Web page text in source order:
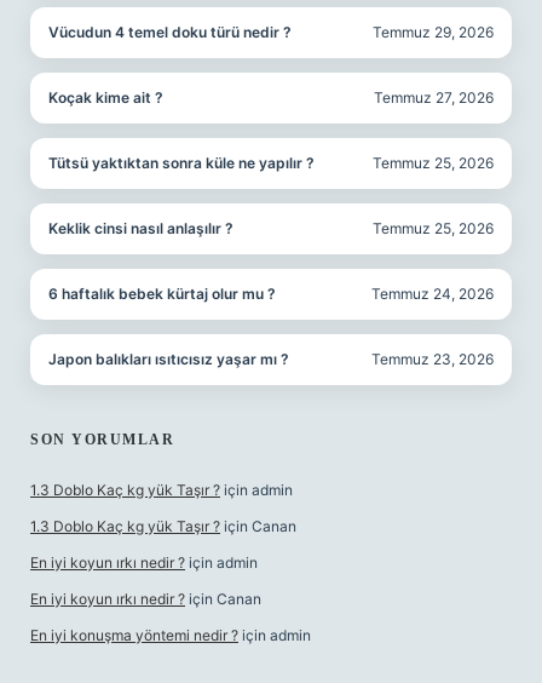
Vücudun 4 temel doku türü nedir ? Temmuz 29, 2026
Koçak kime ait ? Temmuz 27, 2026
Tütsü yaktıktan sonra küle ne yapılır ? Temmuz 25, 2026
Keklik cinsi nasıl anlaşılır ? Temmuz 25, 2026
6 haftalık bebek kürtaj olur mu ? Temmuz 24, 2026
Japon balıkları ısıtıcısız yaşar mı ? Temmuz 23, 2026
SON YORUMLAR
1.3 Doblo Kaç kg yük Taşır ? için admin
1.3 Doblo Kaç kg yük Taşır ? için Canan
En iyi koyun ırkı nedir ? için admin
En iyi koyun ırkı nedir ? için Canan
En iyi konuşma yöntemi nedir ? için admin